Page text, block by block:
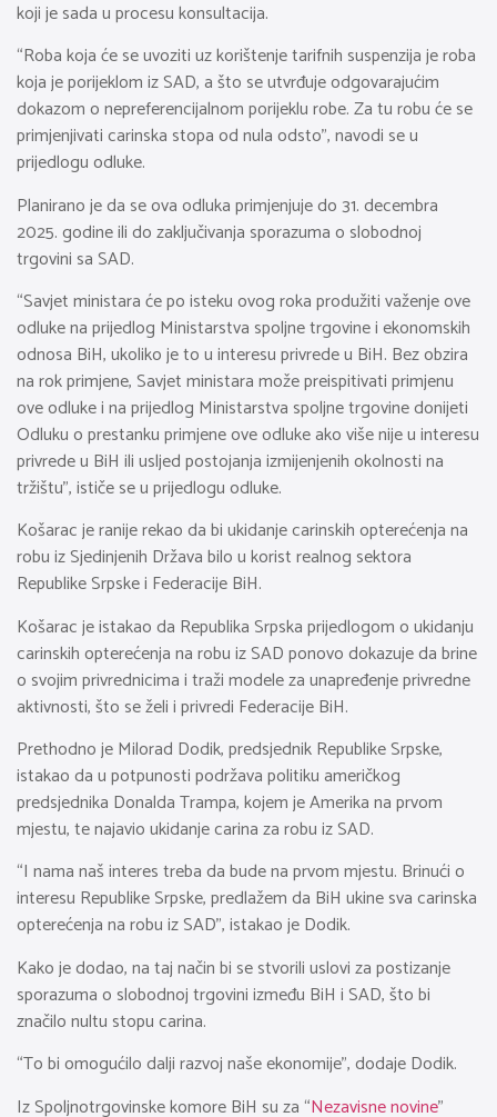
koji je sada u procesu konsultacija.
“Roba koja će se uvoziti uz korištenje tarifnih suspenzija je roba
koja je porijeklom iz SAD, a što se utvrđuje odgovarajućim
dokazom o nepreferencijalnom porijeklu robe. Za tu robu će se
primjenjivati carinska stopa od nula odsto”, navodi se u
prijedlogu odluke.
Planirano je da se ova odluka primjenjuje do 31. decembra
2025. godine ili do zaključivanja sporazuma o slobodnoj
trgovini sa SAD.
“Savjet ministara će po isteku ovog roka produžiti važenje ove
odluke na prijedlog Ministarstva spoljne trgovine i ekonomskih
odnosa BiH, ukoliko je to u interesu privrede u BiH. Bez obzira
na rok primjene, Savjet ministara može preispitivati primjenu
ove odluke i na prijedlog Ministarstva spoljne trgovine donijeti
Odluku o prestanku primjene ove odluke ako više nije u interesu
privrede u BiH ili usljed postojanja izmijenjenih okolnosti na
tržištu”, ističe se u prijedlogu odluke.
Košarac je ranije rekao da bi ukidanje carinskih opterećenja na
robu iz Sjedinjenih Država bilo u korist realnog sektora
Republike Srpske i Federacije BiH.
Košarac je istakao da Republika Srpska prijedlogom o ukidanju
carinskih opterećenja na robu iz SAD ponovo dokazuje da brine
o svojim privrednicima i traži modele za unapređenje privredne
aktivnosti, što se želi i privredi Federacije BiH.
Prethodno je Milorad Dodik, predsjednik Republike Srpske,
istakao da u potpunosti podržava politiku američkog
predsjednika Donalda Trampa, kojem je Amerika na prvom
mjestu, te najavio ukidanje carina za robu iz SAD.
“I nama naš interes treba da bude na prvom mjestu. Brinući o
interesu Republike Srpske, predlažem da BiH ukine sva carinska
opterećenja na robu iz SAD”, istakao je Dodik.
Kako je dodao, na taj način bi se stvorili uslovi za postizanje
sporazuma o slobodnoj trgovini između BiH i SAD, što bi
značilo nultu stopu carina.
“To bi omogućilo dalji razvoj naše ekonomije”, dodaje Dodik.
Iz Spoljnotrgovinske komore BiH su za “Nezavisne novine”